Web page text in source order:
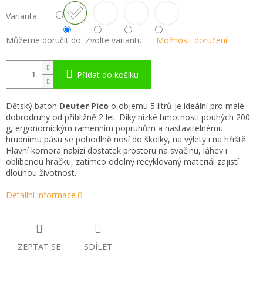
Varianta
Můžeme doručit do: Zvolte variantu Možnosti doručení
Přidat do košíku
Dětský batoh Deuter Pico o objemu 5 litrů je ideální pro malé
dobrodruhy od přibližně 2 let. Díky nízké hmotnosti pouhých 200
g, ergonomickým ramenním popruhům a nastavitelnému
hrudnímu pásu se pohodlně nosí do školky, na výlety i na hřiště.
Hlavní komora nabízí dostatek prostoru na svačinu, láhev i
oblíbenou hračku, zatímco odolný recyklovaný materiál zajistí
dlouhou životnost.
Detailní informace
ZEPTAT SE SDÍLET